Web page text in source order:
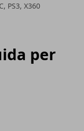
PS3, X360
per